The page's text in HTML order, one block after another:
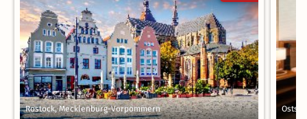
Rostock, Mecklenburg-Vorpommern